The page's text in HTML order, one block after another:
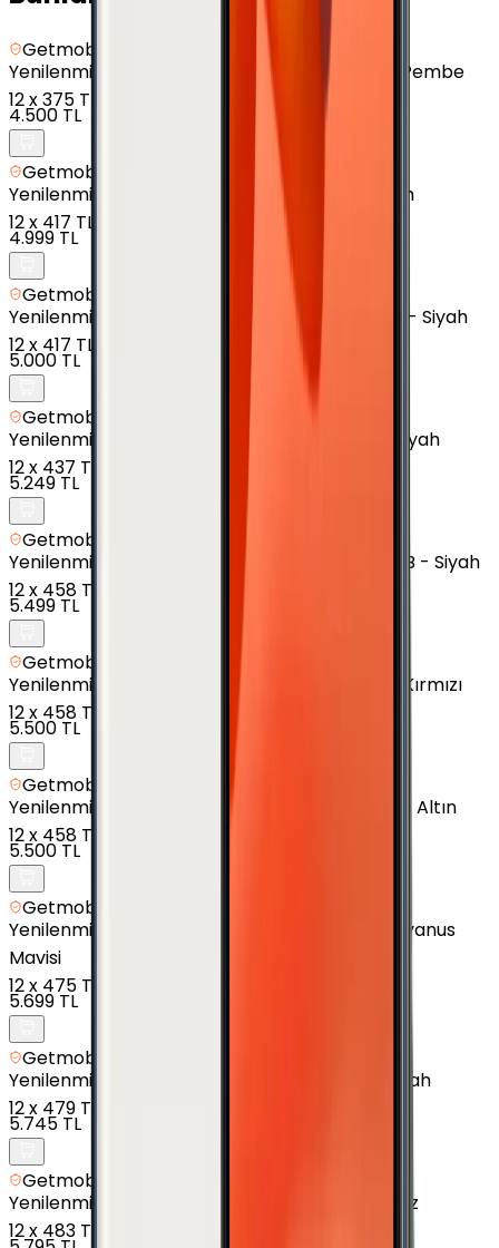
Getmobil Güvencesi
Yenilenmiş
Samsung Galaxy J4 Plus - 16 GB - Pembe
12x375 TL
4.500 TL
Getmobil Güvencesi
Yenilenmiş
Samsung Galaxy A01 - 16 GB - Siyah
12x 417 TL
4.999 TL
Getmobil Güvencesi
Yenilenmiş
Samsung Galaxy A7 (2016) - 16 GB - Siyah
12x 417 TL
5.000 TL
Getmobil Güvencesi
Yenilenmiş
Samsung Galaxy J3 Pro - 16 GB - Siyah
12x 437 TL
5.249 TL
Getmobil Güvencesi
Yenilenmiş
Samsung Galaxy J7 Prime 2 - 32 GB - Siyah
12x 458 TL
5.499 TL
Getmobil Güvencesi
Yenilenmiş
Samsung Galaxy J6 Plus - 32 GB - Kırmızı
12x 458 TL
5.500 TL
Getmobil Güvencesi
Yenilenmiş
Samsung Galaxy J7 Prime - 16 GB - Altın
12x 458 TL
5.500 TL
Getmobil Güvencesi
Yenilenmiş
Samsung Galaxy M20 - 32 GB - Okyanus
Mavisi
12x 475 TL
5.699 TL
Getmobil Güvencesi
Yenilenmiş
Samsung Galaxy A02s - 32 GB - Siyah
12x 479 TL
5.745 TL
Getmobil Güvencesi
Yenilenmiş
Samsung Galaxy A11 - 32 GB - Beyaz
12x 483 TL